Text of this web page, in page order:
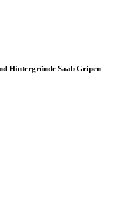
Hintergründe Saab Gripen